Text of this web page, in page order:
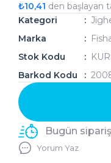
₺10,41 den başlayan
Kategori
Marka
Stok Kodu
Barkod Kodu
Bugün
Yorum Yaz